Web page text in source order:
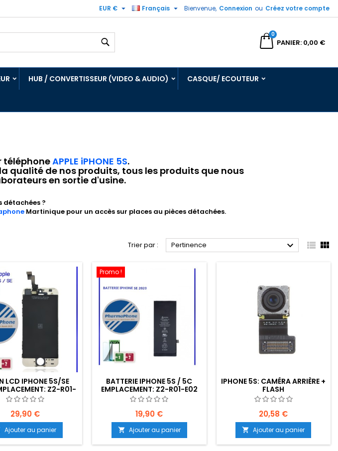
Bienvenue, Connexion ou Créez votre compte
Français 
EUR € 
PANIER
0
0,00 €
HUB / CONVERTISSEUR (VIDEO & AUDIO) CASQUE/ ECOUTEUR
téléphoneAPPLE iPHONE 5S.
qualité de nos produits, tous les produits que nous
en sortie d'usine.
détachées ?
Martinique pour un accès sur places au pièces détachées.
Trier par : Pertinence   
LCD IPHONE 5S/SE
Z2-R01-
E01
29,90 €
Ajouter au panier
Promo !
BATTERIE IPHONE 5S / 5C
EMPLACEMENT: Z2-R01-E02
19,90 €
 Ajouter au panier
IPHONE 5S: CAMÉRA ARRIÈRE +
FLASH
20,58 €
 Ajouter au panier